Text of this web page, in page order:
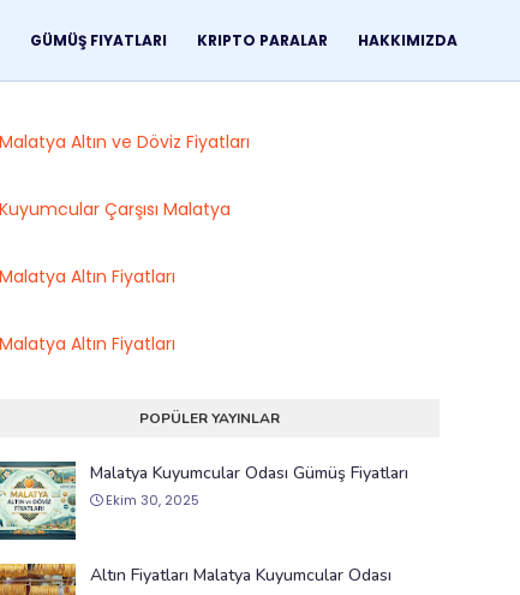
GÜMÜŞ FIYATLARI KRIPTO PARALAR HAKKIMIZDA
POPÜLER YAYINLAR
Malatya Kuyumcular Odası Gümüş Fiyatları
Ekim 30, 2025
Altın Fiyatları Malatya Kuyumcular Odası